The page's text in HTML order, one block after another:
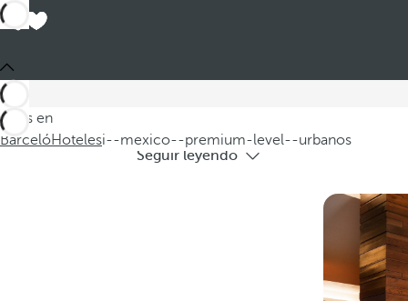
Estás en
BarcelóHotelesi--mexico--premium-level--urbanos
Seguir leyendo